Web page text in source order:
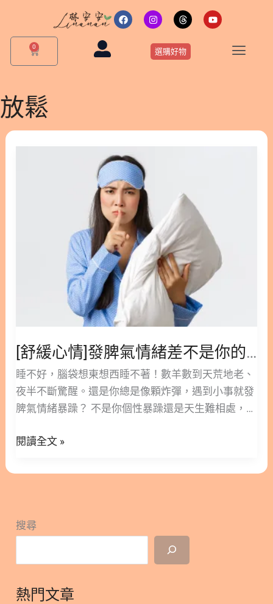
容
F
a
c
I
n
s
t
a
g
T
h
r
e
a
d
Y
o
u
0
購
物
籃
選購好物
放鬆
[舒緩心情]發脾氣情緒差不是你的錯！你只是缺了「鈣」！
睡不好，腦袋想東想西睡不著！數羊數到天荒地老、
夜半不斷驚醒。還是你總是像顆炸彈，遇到小事就發
脾氣情緒暴躁？ 不是你個性暴躁還是天生難相處，你
把好情緒吃出來～除了鈣質之外，也會為大家介紹其
目錄 : 顯示/隱藏 1. 6歲以下的幼兒開始缺鈣！ 2. 鈣
質不易怒│穩定情緒 3. 想要好心情，你還得補充以下
營養素….. 3.1. Omega-3脂肪酸 3.2. 維生素D 3.3. 維生
素B群 ▼ 參考文獻 1. 6歲以下的幼兒開始缺鈣！ 據研
亞洲地區的平均飲食鈣質攝取量每天低於500毫克，
你
的
錯！
你
只
缺
閱讀全文 »
搜尋
熱門文章